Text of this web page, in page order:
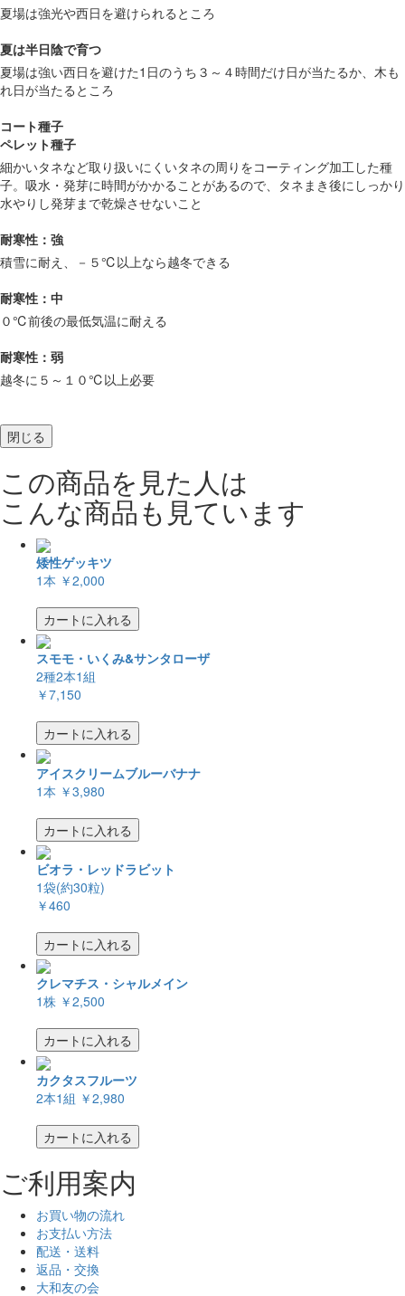
夏場は強光や西日を避けられるところ
夏は半日陰で育つ
夏場は強い西日を避けた1日のうち３～４時間だけ日が当たるか、木も
れ日が当たるところ
コート種子
ペレット種子
細かいタネなど取り扱いにくいタネの周りをコーティング加工した種
子。吸水・発芽に時間がかかることがあるので、タネまき後にしっかり
水やりし発芽まで乾燥させないこと
耐寒性：強
積雪に耐え、－５℃以上なら越冬できる
耐寒性：中
０℃前後の最低気温に耐える
耐寒性：弱
越冬に５～１０℃以上必要
閉じる
この商品を見た人は
こんな商品も見ています
矮性ゲッキツ
1本 ￥2,000
カートに入れる
スモモ・いくみ&サンタローザ
2種2本1組
￥7,150
カートに入れる
アイスクリームブルーバナナ
1本 ￥3,980
カートに入れる
ビオラ・レッドラビット
1袋(約30粒)
￥460
カートに入れる
クレマチス・シャルメイン
1株 ￥2,500
カートに入れる
カクタスフルーツ
2本1組 ￥2,980
カートに入れる
ご利用案内
お買い物の流れ
お支払い方法
配送・送料
返品・交換
大和友の会